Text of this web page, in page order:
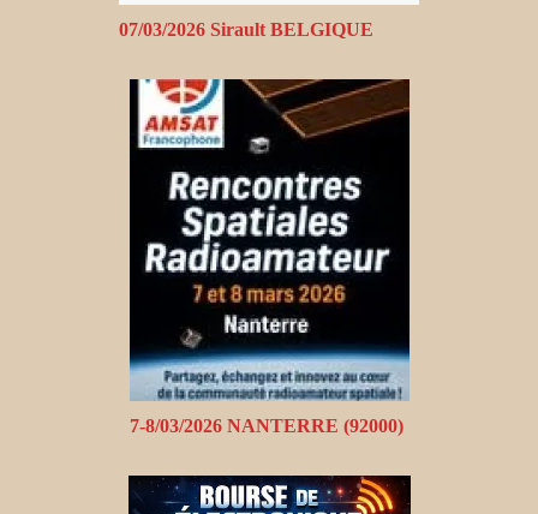
07/03/2026 Sirault BELGIQUE
7-8/03/2026 NANTERRE (92000)